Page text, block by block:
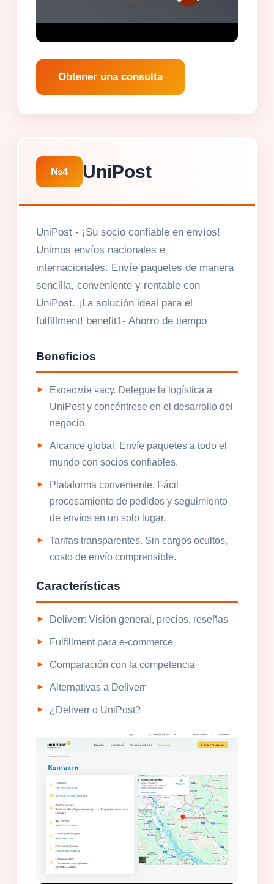
Obtener una consulta
№4 UniPost
UniPost - ¡Su socio confiable en envíos!
Unimos envíos nacionales e
internacionales. Envíe paquetes de manera
sencilla, conveniente y rentable con
UniPost. ¡La solución ideal para el
fulfillment! benefit1- Ahorro de tiempo
Beneficios
Економія часу. Delegue la logística a
UniPost y concéntrese en el desarrollo del
negocio.
Alcance global. Envíe paquetes a todo el
mundo con socios confiables.
Plataforma conveniente. Fácil
procesamiento de pedidos y seguimiento
de envíos en un solo lugar.
Tarifas transparentes. Sin cargos ocultos,
costo de envío comprensible.
Características
Deliverr: Visión general, precios, reseñas
Fulfillment para e-commerce
Comparación con la competencia
Alternativas a Deliverr
¿Deliverr o UniPost?